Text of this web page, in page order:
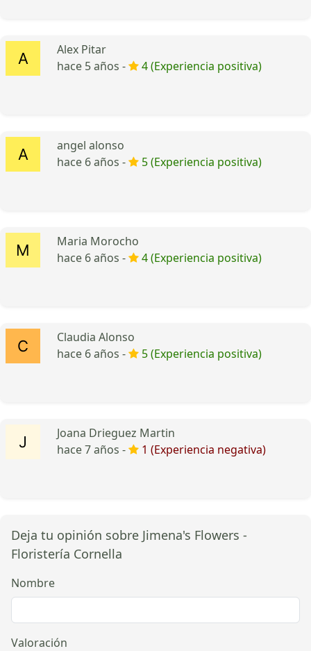
Alex Pitar
hace 5 años -
4 (Experiencia positiva)
angel alonso
hace 6 años -
5 (Experiencia positiva)
Maria Morocho
hace 6 años -
4 (Experiencia positiva)
Claudia Alonso
hace 6 años -
5 (Experiencia positiva)
Joana Drieguez Martin
hace 7 años -
1 (Experiencia negativa)
Deja tu opinión sobre Jimena's Flowers -
Floristería Cornella
Nombre
Valoración